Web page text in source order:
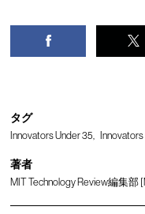
タグ
Innovators Under 35
著者
MIT Technology Review編集部